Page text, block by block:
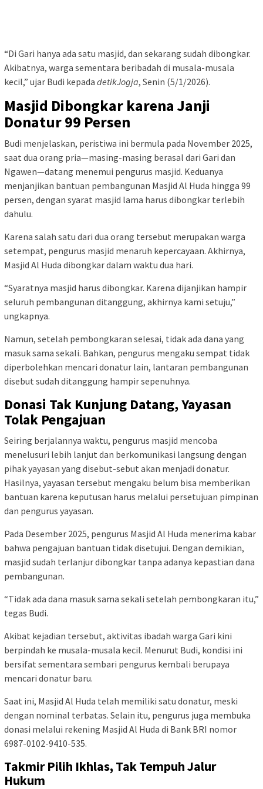
“Di Gari hanya ada satu masjid, dan sekarang sudah dibongkar.
Akibatnya, warga sementara beribadah di musala-musala
kecil,” ujar Budi kepada detikJogja, Senin (5/1/2026).
Masjid Dibongkar karena Janji
Donatur 99 Persen
Budi menjelaskan, peristiwa ini bermula pada November 2025,
saat dua orang pria—masing-masing berasal dari Gari dan
Ngawen—datang menemui pengurus masjid. Keduanya
menjanjikan bantuan pembangunan Masjid Al Huda hingga 99
persen, dengan syarat masjid lama harus dibongkar terlebih
dahulu.
Karena salah satu dari dua orang tersebut merupakan warga
setempat, pengurus masjid menaruh kepercayaan. Akhirnya,
Masjid Al Huda dibongkar dalam waktu dua hari.
“Syaratnya masjid harus dibongkar. Karena dijanjikan hampir
seluruh pembangunan ditanggung, akhirnya kami setuju,”
ungkapnya.
Namun, setelah pembongkaran selesai, tidak ada dana yang
masuk sama sekali. Bahkan, pengurus mengaku sempat tidak
diperbolehkan mencari donatur lain, lantaran pembangunan
disebut sudah ditanggung hampir sepenuhnya.
Donasi Tak Kunjung Datang, Yayasan
Tolak Pengajuan
Seiring berjalannya waktu, pengurus masjid mencoba
menelusuri lebih lanjut dan berkomunikasi langsung dengan
pihak yayasan yang disebut-sebut akan menjadi donatur.
Hasilnya, yayasan tersebut mengaku belum bisa memberikan
bantuan karena keputusan harus melalui persetujuan pimpinan
dan pengurus yayasan.
Pada Desember 2025, pengurus Masjid Al Huda menerima kabar
bahwa pengajuan bantuan tidak disetujui. Dengan demikian,
masjid sudah terlanjur dibongkar tanpa adanya kepastian dana
pembangunan.
“Tidak ada dana masuk sama sekali setelah pembongkaran itu,”
tegas Budi.
Akibat kejadian tersebut, aktivitas ibadah warga Gari kini
berpindah ke musala-musala kecil. Menurut Budi, kondisi ini
bersifat sementara sembari pengurus kembali berupaya
mencari donatur baru.
Saat ini, Masjid Al Huda telah memiliki satu donatur, meski
dengan nominal terbatas. Selain itu, pengurus juga membuka
donasi melalui rekening Masjid Al Huda di Bank BRI nomor
6987-0102-9410-535.
Takmir Pilih Ikhlas, Tak Tempuh Jalur
Hukum